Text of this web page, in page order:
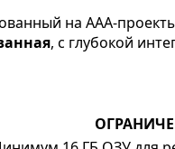
на AAA-
, с глубокой